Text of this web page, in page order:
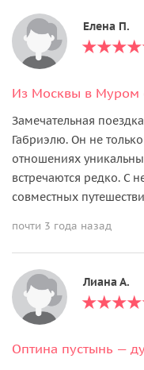
Елена П.
Из Москвы в Муром
Замечательная
Габриэлю. Он не
отношениях
встречаются редко. С
совместных
почти 3 года назад
Лиана А.
Оптина пустынь —